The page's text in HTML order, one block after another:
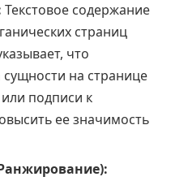
Текстовое содержание
страниц
что
на странице
подписи к
ее значимость